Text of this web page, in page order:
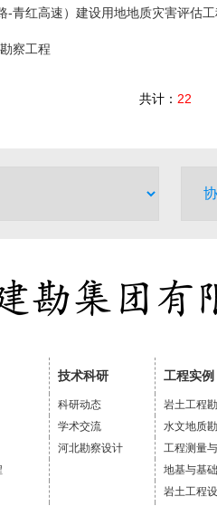
-青红高速）建设用地地质灾害评估
察工程
共计： 22
技术科研 工程实例
科研动态
岩土工程
学术交流
水文地质
河北勘察设计
工程测量
地基与基
岩土工程